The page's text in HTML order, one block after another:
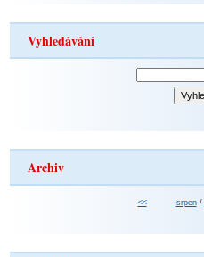
Vyhledávání
Archiv
<< srpen/